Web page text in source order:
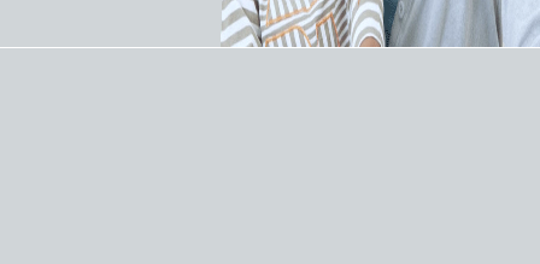
экстракорпорального жизнеобеспечения.
Прочная, компактная и легкая рама из